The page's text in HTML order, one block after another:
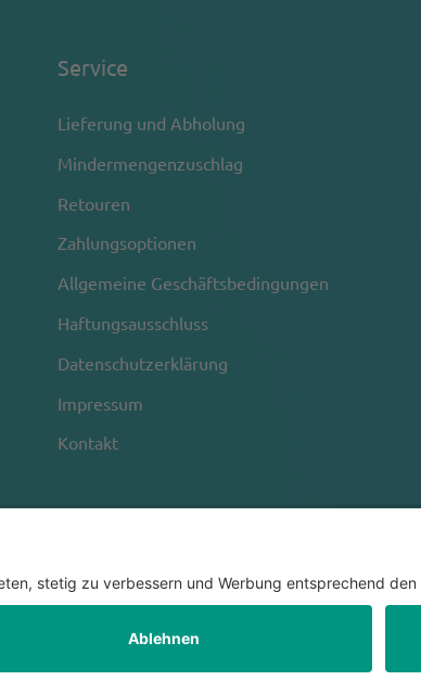
Service
Lieferung und Abholung
Mindermengenzuschlag
Retouren
Zahlungsoptionen
Allgemeine Geschäftsbedingungen
Haftungsausschluss
Datenschutzerklärung
Impressum
Kontakt